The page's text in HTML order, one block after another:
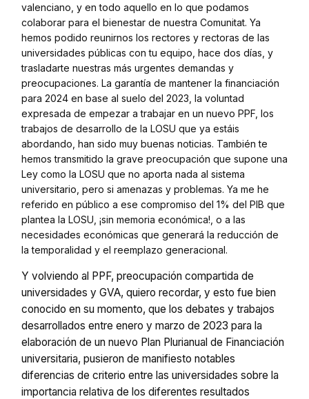
valenciano, y en todo aquello en lo que podamos
colaborar para el bienestar de nuestra Comunitat. Ya
hemos podido reunirnos los rectores y rectoras de las
universidades públicas con tu equipo, hace dos días, y
trasladarte nuestras más urgentes demandas y
preocupaciones. La garantía de mantener la financiación
para 2024 en base al suelo del 2023, la voluntad
expresada de empezar a trabajar en un nuevo PPF, los
trabajos de desarrollo de la LOSU que ya estáis
abordando, han sido muy buenas noticias. También te
hemos transmitido la grave preocupación que supone una
Ley como la LOSU que no aporta nada al sistema
universitario, pero si amenazas y problemas. Ya me he
referido en público a ese compromiso del 1% del PIB que
plantea la LOSU, ¡sin memoria económica!, o a las
necesidades económicas que generará la reducción de
la temporalidad y el reemplazo generacional.
Y volviendo al PPF, preocupación compartida de
universidades y GVA, quiero recordar, y esto fue bien
conocido en su momento, que los debates y trabajos
desarrollados entre enero y marzo de 2023 para la
elaboración de un nuevo Plan Plurianual de Financiación
universitaria, pusieron de manifiesto notables
diferencias de criterio entre las universidades sobre la
importancia relativa de los diferentes resultados